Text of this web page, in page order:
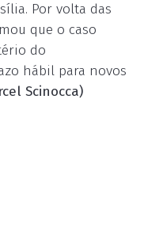
Por volta das
que o caso
do
hábil para novos
Scinocca)